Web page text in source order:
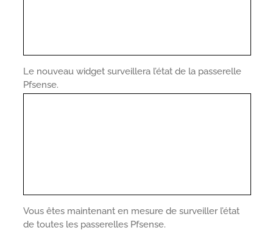
Le nouveau widget surveillera l’état de la passerelle
Pfsense.
Vous êtes maintenant en mesure de surveiller l’état
de toutes les passerelles Pfsense.